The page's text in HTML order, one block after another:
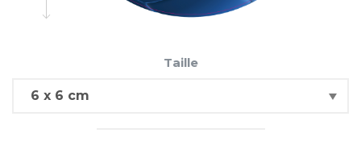
Taille